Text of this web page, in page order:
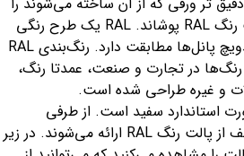
می توان با هر رنگی از پالت رنگ RAL پوشاند. RAL یک طرح رنگی
است که با الگو جهانی ساندویچ پانل‌ها مطابقت دارد. رنگ‌بندی RAL
در تجارت و صنعت، عمدتا رنگ،
و غیره طراحی شده است.
استاندارد سفید است. از طرفی
سازه‌ها را در رنگ های مختلف از پالت رنگ RAL ارائه می‌شوند. در زیر